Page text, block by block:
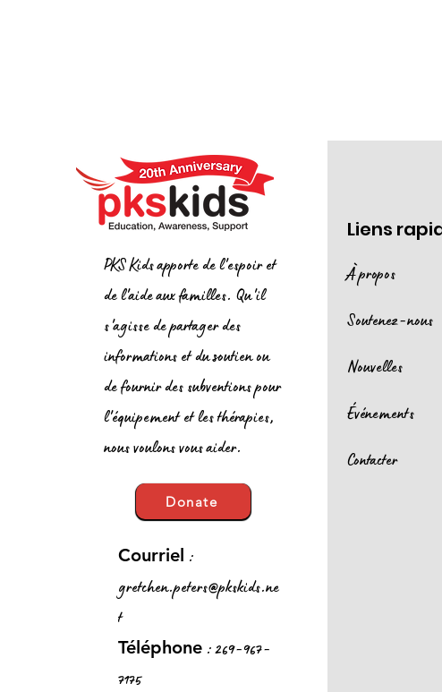
PKS Kids apporte de l'espoir et
de l'aide aux familles. Qu'il
s'agisse de partager des
informations et du soutien ou
de fournir des subventions pour
l'équipement et les thérapies,
nous voulons vous aider.
Donate
Courriel :
gretchen.peters@pkskids.ne
t
Téléphone : 269-967-
7175
Liens
À propos
Soutenez-nous
Nouvelles
Événements
Contacter